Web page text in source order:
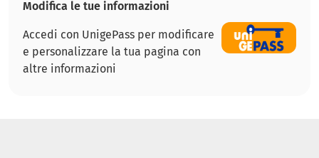
Modifica le tue informazioni
Accedi con UnigePass per modificare
e personalizzare la tua pagina con
altre informazioni